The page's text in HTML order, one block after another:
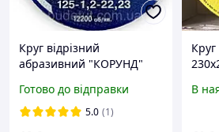
Круг відрізний
абразивний "КОРУНД"
Готово до відправки
5.0 (1)
В